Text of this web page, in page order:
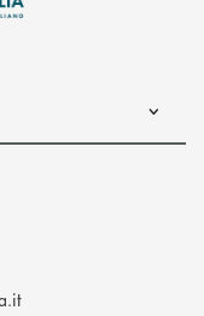
l’app di posta
(si apre l’app di